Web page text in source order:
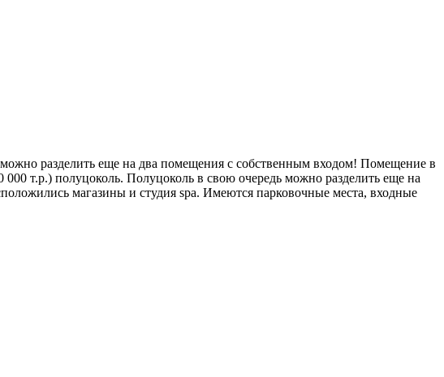
разделить еще на два помещения с собственным входом! Помещение в
т.р.) полуцоколь. Полуцоколь в свою очередь можно разделить еще на
магазины и студия spa. Имеются парковочные места, входные